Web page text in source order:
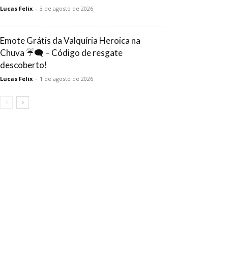
Lucas Felix - 3 de agosto de 2026
Emote Grátis da Valquíria Heroica na
Chuva ☔🗨️ – Código de resgate
descoberto!
Lucas Felix - 1 de agosto de 2026